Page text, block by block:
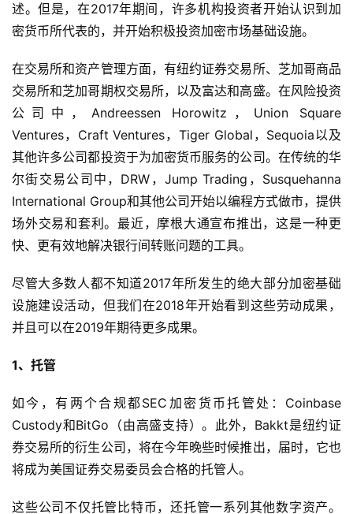
述。但是，在2017年期间，许多机构投资者开始认识到加
密货币所代表的，并开始积极投资加密市场基础设施。
在交易所和资产管理方面，有纽约证券交易所、芝加哥商品
交易所和芝加哥期权交易所，以及富达和高盛。在风险投资
公司中，Andreessen Horowitz，Union Square
Ventures，Craft Ventures，Tiger Global，Sequoia以及
其他许多公司都投资于为加密货币服务的公司。在传统的华
尔街交易公司中，DRW，Jump Trading，Susquehanna
International Group和其他公司开始以编程方式做市，提供
场外交易和套利。最近，摩根大通宣布推出，这是一种更
快、更有效地解决银行间转账问题的工具。
尽管大多数人都不知道2017年所发生的绝大部分加密基础
设施建设活动，但我们在2018年开始看到这些劳动成果，
并且可以在2019年期待更多成果。
1、托管
如今，有两个合规都SEC加密货币托管处：Coinbase
Custody和BitGo（由高盛支持）。此外，Bakkt是纽约证
券交易所的衍生公司，将在今年晚些时候推出，届时，它也
将成为美国证券交易委员会合格的托管人。
这些公司不仅托管比特币，还托管一系列其他数字资产。